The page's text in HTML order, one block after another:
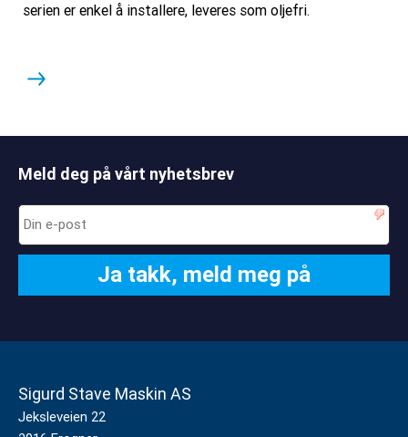
serien er enkel å installere, leveres som oljefri.
Meld deg på vårt nyhetsbrev
Sigurd Stave Maskin AS
Jeksleveien 22